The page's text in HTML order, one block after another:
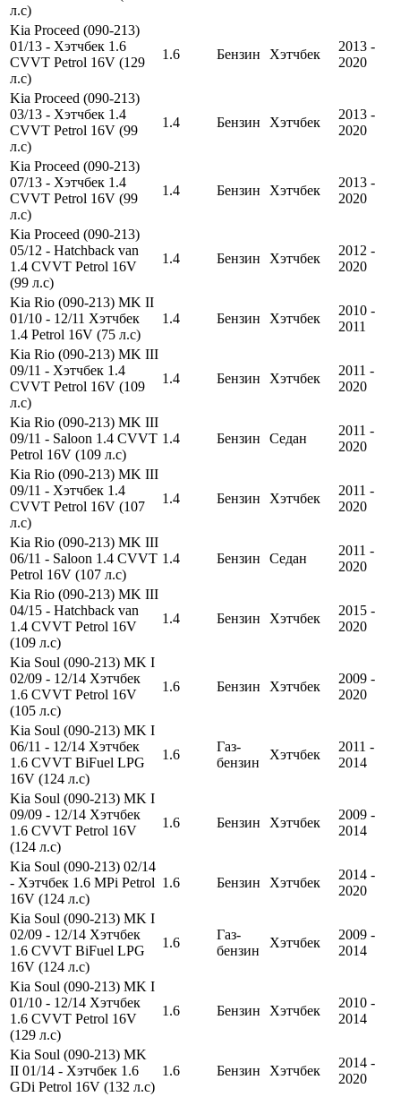
л.с)
Kia Proceed (090-213)
01/13 - Хэтчбек 1.6
CVVT Petrol 16V (129
л.с)
1.6 Бензин Хэтчбек
2013 -
2020
Kia Proceed (090-213)
03/13 - Хэтчбек 1.4
CVVT Petrol 16V (99
л.с)
1.4 Бензин Хэтчбек
2013 -
2020
Kia Proceed (090-213)
07/13 - Хэтчбек 1.4
CVVT Petrol 16V (99
л.с)
1.4 Бензин Хэтчбек
2013 -
2020
Kia Proceed (090-213)
05/12 - Hatchback van
1.4 CVVT Petrol 16V
(99 л.с)
1.4 Бензин Хэтчбек
2012 -
2020
Kia Rio (090-213) MK II
01/10 - 12/11 Хэтчбек
1.4 Petrol 16V (75 л.с)
1.4 Бензин Хэтчбек
2010 -
2011
Kia Rio (090-213) MK III
09/11 - Хэтчбек 1.4
CVVT Petrol 16V (109
л.с)
1.4 Бензин Хэтчбек
2011 -
2020
Kia Rio (090-213) MK III
09/11 - Saloon 1.4 CVVT
Petrol 16V (109 л.с)
1.4 Бензин Седан
2011 -
2020
Kia Rio (090-213) MK III
09/11 - Хэтчбек 1.4
CVVT Petrol 16V (107
л.с)
1.4 Бензин Хэтчбек
2011 -
2020
Kia Rio (090-213) MK III
06/11 - Saloon 1.4 CVVT
Petrol 16V (107 л.с)
1.4 Бензин Седан
2011 -
2020
Kia Rio (090-213) MK III
04/15 - Hatchback van
1.4 CVVT Petrol 16V
(109 л.с)
1.4 Бензин Хэтчбек
2015 -
2020
Kia Soul (090-213) MK I
02/09 - 12/14 Хэтчбек
1.6 CVVT Petrol 16V
(105 л.с)
1.6 Бензин Хэтчбек
2009 -
2020
Kia Soul (090-213) MK I
06/11 - 12/14 Хэтчбек
1.6 CVVT BiFuel LPG
16V (124 л.с)
1.6
Газ-
бензин
Хэтчбек
2011 -
2014
Kia Soul (090-213) MK I
09/09 - 12/14 Хэтчбек
1.6 CVVT Petrol 16V
(124 л.с)
1.6 Бензин Хэтчбек
2009 -
2014
Kia Soul (090-213) 02/14
- Хэтчбек 1.6 MPi Petrol
16V (124 л.с)
1.6 Бензин Хэтчбек
2014 -
2020
Kia Soul (090-213) MK I
02/09 - 12/14 Хэтчбек
1.6 CVVT BiFuel LPG
16V (124 л.с)
1.6
Газ-
бензин
Хэтчбек
2009 -
2014
Kia Soul (090-213) MK I
01/10 - 12/14 Хэтчбек
1.6 CVVT Petrol 16V
(129 л.с)
1.6 Бензин Хэтчбек
2010 -
2014
Kia Soul (090-213) MK
II 01/14 - Хэтчбек 1.6
GDi Petrol 16V (132 л.с)
1.6 Бензин Хэтчбек
2014 -
2020